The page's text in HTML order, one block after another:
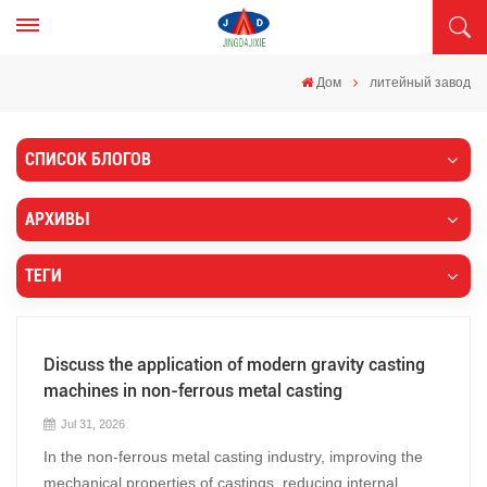
Дом литейный завод
СПИСОК БЛОГОВ
АРХИВЫ
ТЕГИ
Discuss the application of modern gravity casting
machines in non-ferrous metal casting
Jul 31, 2026
In the non-ferrous metal casting industry, improving the
mechanical properties of castings, reducing internal